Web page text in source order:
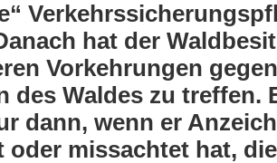
hat der
Vorkehrungen
des Waldes zu treffen.
dann, wenn er
oder missachtet hat,